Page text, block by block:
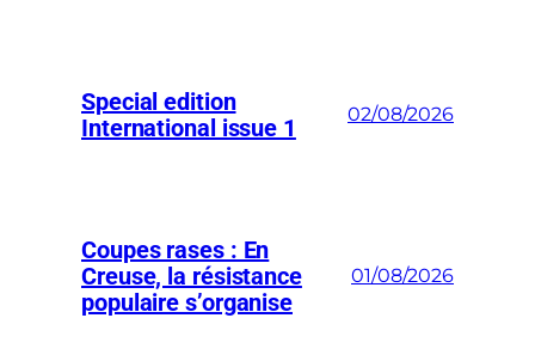
Special edition
International issue 1
02/08/2026
Coupes rases : En
Creuse, la résistance
populaire s’organise
01/08/2026